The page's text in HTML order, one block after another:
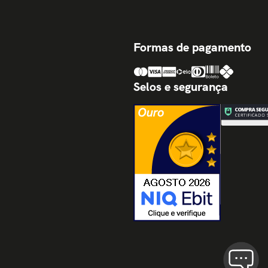
Formas de pagamento
Selos e segurança